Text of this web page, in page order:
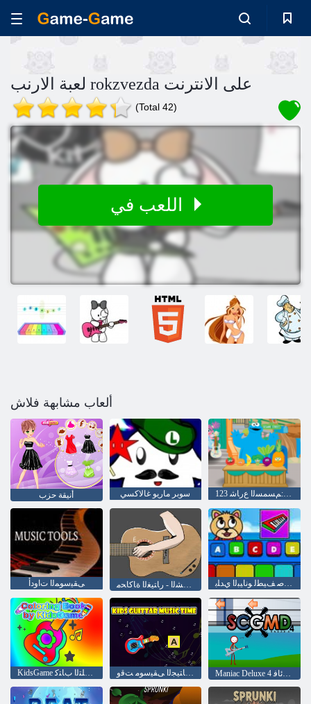
لعبة الارنب rokzvezda على الانترنت
(Total 42)
ألعاب مشابهة فلاش
أنيقة حزب سوبر ماريو غالاكسي ﻰﻘﻴﺳﻮﻤﻟﺍ ﺶﺣﻮﻟﺍ :ﻢﺴﻤﺴﻟﺍ ﻉﺭﺎﺷ 123
ﻰﻘﻴﺳﻮﻤﻟﺍ ﺕﺍﻭﺩﺃ ﺮﻴﻐﺻ ﻒﻴﻄﻟ ﻮﻧﺎﻴﺒﻟﺍ ﻱﺪﻠﺑ
KidsGame ﻦﻣ ﻦﻳﻮﻠﺘﻟﺍ ﺏﺎﺘﻛ ﻝﺎﻔﻃﻸ ﻟ ﺭﺎﺘﻴﺠﻟﺍ ﻰﻘﻴﺳﻮﻣ ﺖﻗﻭ Maniac Deluxe 4 ﺔﻧﻮﻨﺠﻤﻟﺍ ﺭﺎﺘﻴﻐﻟﺍ ﺔﻘﺋﺎﻓ